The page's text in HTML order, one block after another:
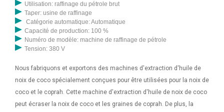
Utilisation: raffinage du pétrole brut
Taper: usine de raffinage
Catégorie automatique: Automatique
Capacité de production: 100 %
Numéro de modèle: machine de raffinage de pétrole
Tension: 380 V
Nous fabriquons et exportons des machines d'extraction d'huile de
noix de coco spécialement conçues pour être utilisées pour la noix de
coco et le coprah. Cette machine d'extraction d'huile de noix de coco
peut écraser la noix de coco et les graines de coprah. De plus, la